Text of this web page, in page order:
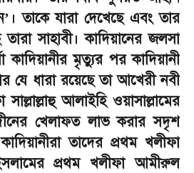
’ ।তাকে যারা দেখেছে এবং তার
সাহাবী। কাদিয়ানের জলসা
কাদিয়ানীর মৃত্যুর পর কাদিয়ানী
যে ধারা রয়েছে তা আখেরী নবী
আলাইহি ওয়াসাল্লামের
খেলাফত লাভ করার সদৃশ
তাদের প্রথম খলীফা
প্রথম খলীফা আমীরুল